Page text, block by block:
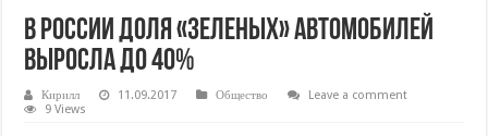
В России доля «зеленых» автомобилей
выросла до 40%
Кирилл 11.09.2017 Общество
Leave a comment
9 Views